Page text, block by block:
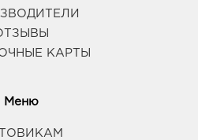
КАРТЫ
Меню